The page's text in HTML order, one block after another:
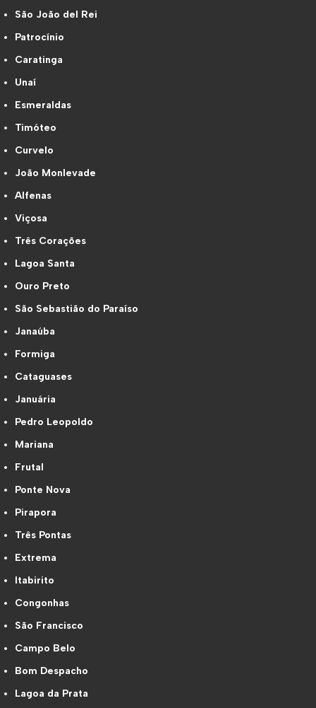
São João del Rei
Patrocínio
Caratinga
Unaí
Esmeraldas
Timóteo
Curvelo
João Monlevade
Alfenas
Viçosa
Três Corações
Lagoa Santa
Ouro Preto
São Sebastião do Paraíso
Janaúba
Formiga
Cataguases
Januária
Pedro Leopoldo
Mariana
Frutal
Ponte Nova
Pirapora
Três Pontas
Extrema
Itabirito
Congonhas
São Francisco
Campo Belo
Bom Despacho
Lagoa da Prata